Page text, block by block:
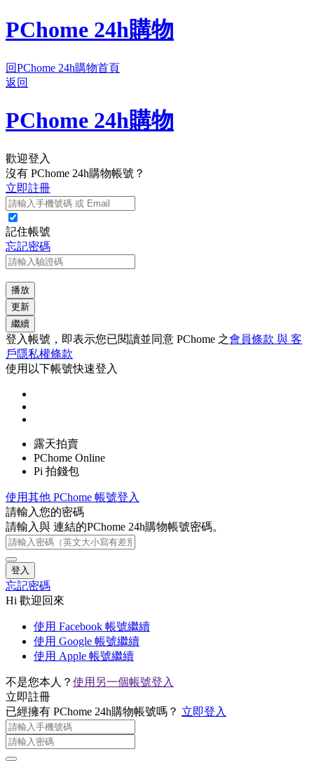
PChome 24h購物
回PChome 24h購物首頁
返回
PChome 24h購物
歡迎登入
沒有 PChome 24h購物帳號？
立即註冊
記住帳號
忘記密碼
播放
更新
繼續
登入帳號，即表示您已閱讀並同意 PChome 之會員條款 與 客
戶隱私權條款
使用以下帳號快速登入
露天拍賣
PChome Online
Pi 拍錢包
使用其他 PChome 帳號登入
請輸入您的密碼
請輸入與 連結的PChome 24h購物帳號密碼。
登入
忘記密碼
Hi 歡迎回來
使用 Facebook 帳號繼續
使用 Google 帳號繼續
使用 Apple 帳號繼續
不是您本人？ 使用另一個帳號登入
立即註冊
已經擁有 PChome 24h購物帳號嗎？ 立即登入